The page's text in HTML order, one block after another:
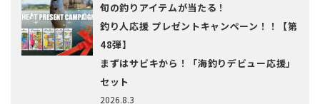
2026.8.3
旬の釣りアイテムが当たる！
釣り人応援 プレゼントキャンペーン！！【第
48弾】
まずはサビキから！「海釣りデビュー応援」
セット